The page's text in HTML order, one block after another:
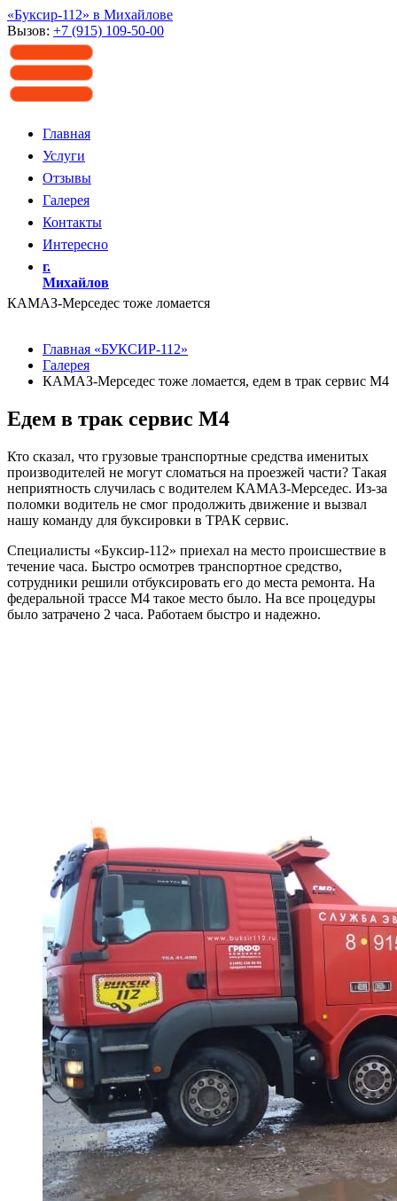
«Буксир-112» в Михайлове
Вызов: +7 (915) 109-50-00
Главная
Услуги
Отзывы
Галерея
Контакты
Интересно
г.
Михайлов
КАМАЗ-Мерседес тоже ломается
Главная «БУКСИР-112»
Галерея
КАМАЗ-Мерседес тоже ломается, едем в трак сервис М4
Едем в трак сервис М4
Кто сказал, что грузовые транспортные средства именитых
производителей не могут сломаться на проезжей части? Такая
неприятность случилась с водителем КАМАЗ-Мерседес. Из-за
поломки водитель не смог продолжить движение и вызвал
нашу команду для буксировки в ТРАК сервис.
Специалисты «Буксир-112» приехал на место происшествие в
течение часа. Быстро осмотрев транспортное средство,
сотрудники решили отбуксировать его до места ремонта. На
федеральной трассе М4 такое место было. На все процедуры
было затрачено 2 часа. Работаем быстро и надежно.